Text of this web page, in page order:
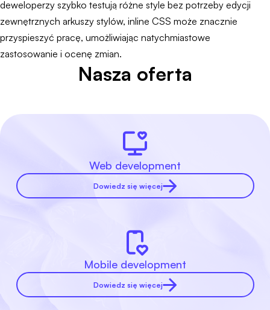
deweloperzy szybko testują różne style bez potrzeby edycji
zewnętrznych arkuszy stylów, inline CSS może znacznie
przyspieszyć pracę, umożliwiając natychmiastowe
zastosowanie i ocenę zmian.
Nasza oferta
Web development
Dowiedz się więcej
Mobile development
Dowiedz się więcej